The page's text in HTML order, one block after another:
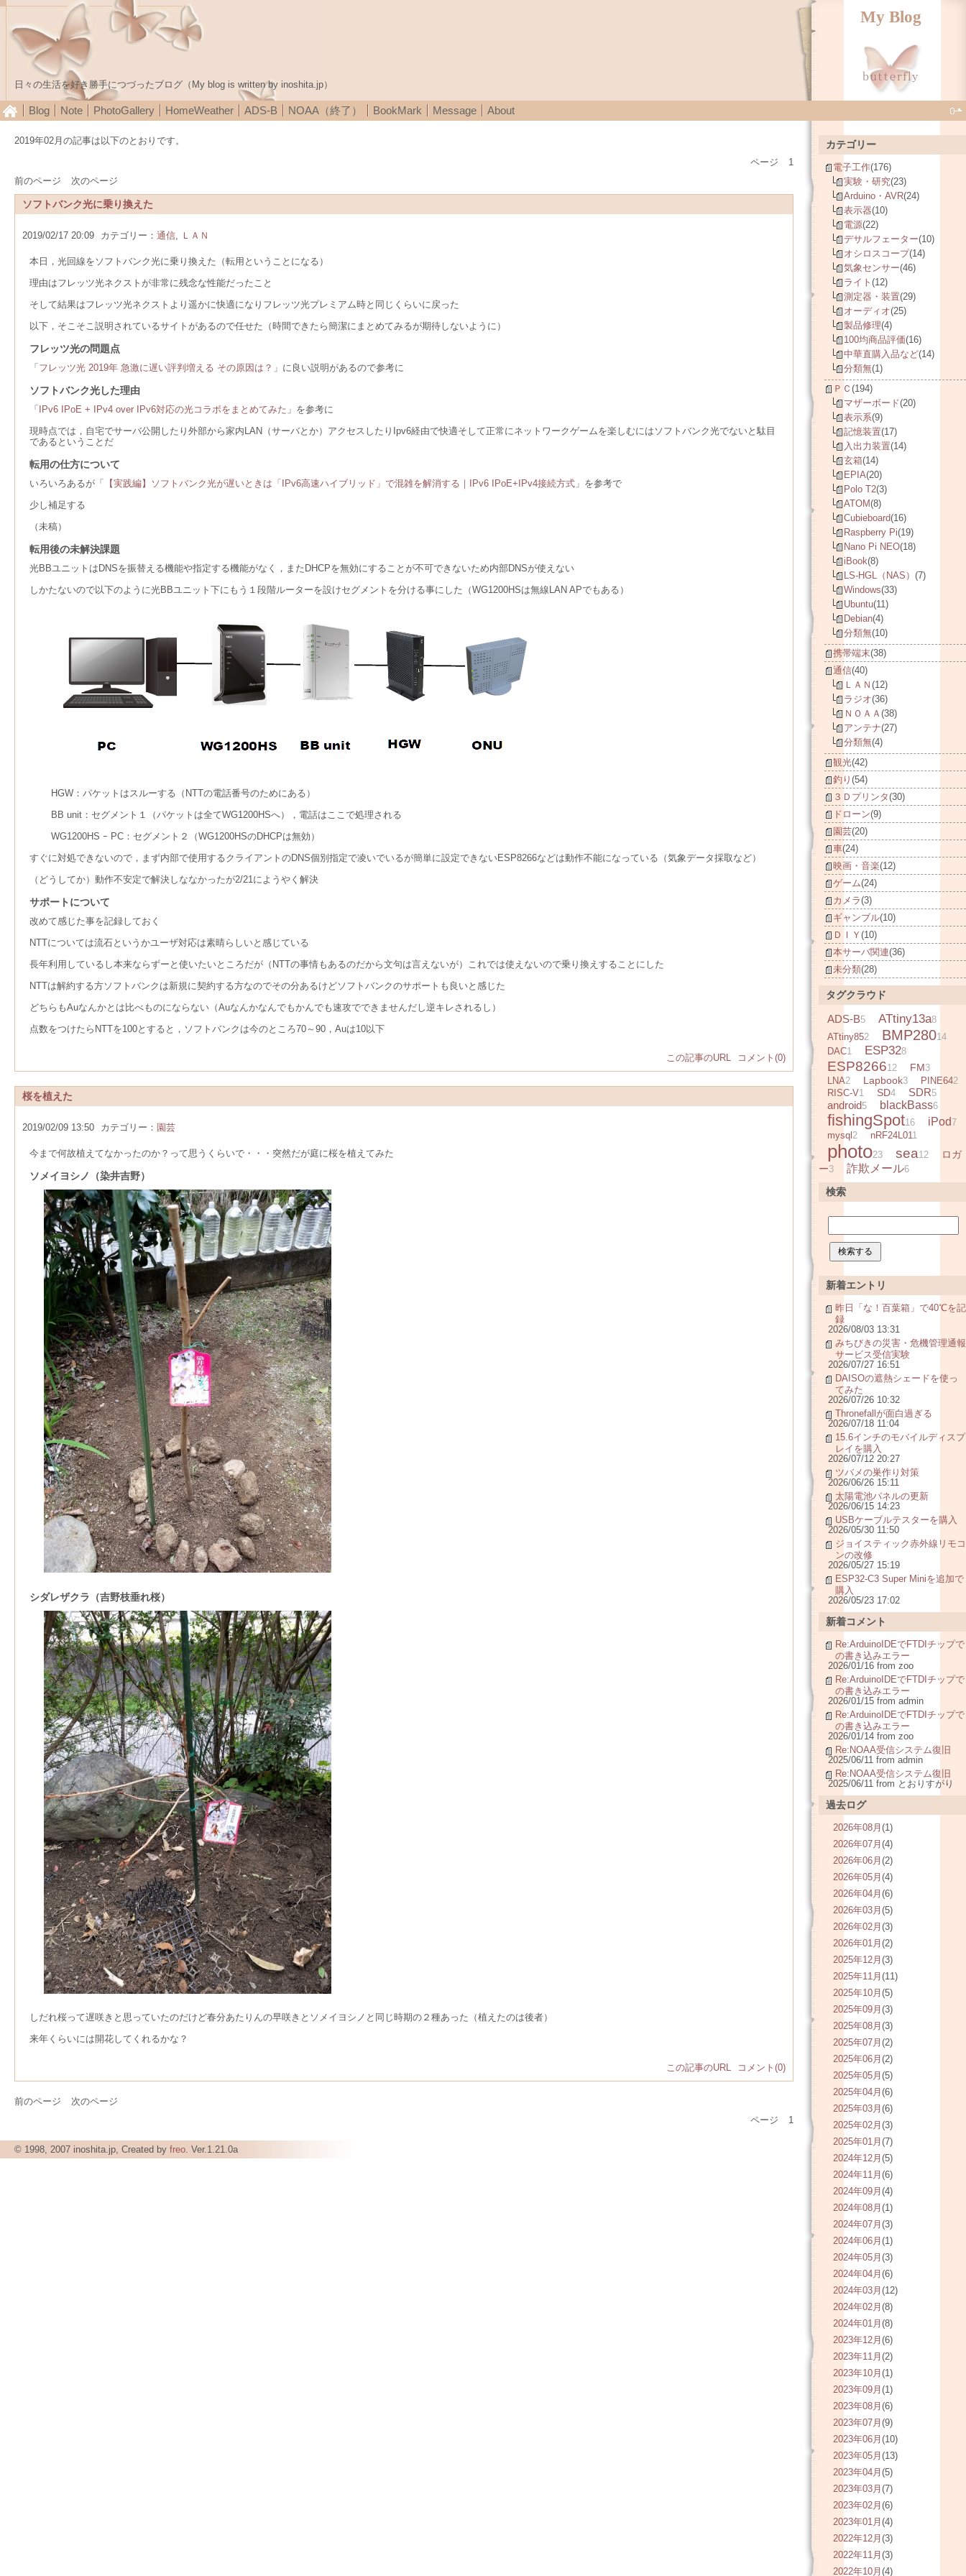
My Blog
日々の生活を好き勝手につづったブログ（My blog is written by inoshita.jp）
Blog Note PhotoGallery HomeWeather ADS-B NOAA（終了） BookMark Message About
2019年02月の記事は以下のとおりです。
ページ
1
前のページ
次のページ
ソフトバンク光に乗り換えた
2019/02/17 20:09 カテゴリー： 通信, ＬＡＮ
本日，光回線をソフトバンク光に乗り換えた（転用ということになる）
理由はフレッツ光ネクストが非常に残念な性能だったこと
そして結果はフレッツ光ネクストより遥かに快適になりフレッツ光プレミアム時と同じくらいに戻った
以下，そこそこ説明されているサイトがあるので任せた（時間できたら簡潔にまとめてみるが期待しないように）
フレッツ光の問題点
「 フレッツ光 2019年 急激に遅い評判増える その原因は？ 」に良い説明があるので参考に
ソフトバンク光した理由
「 IPv6 IPoE + IPv4 over IPv6対応の光コラボをまとめてみた 」を参考に
現時点では，自宅でサーバ公開したり外部から家内LAN（サーバとか）アクセスしたりIpv6経由で快適そして正常にネットワークゲームを楽しむにはソフトバンク光でないと駄目
であるということだ
転用の仕方について
いろいろあるが「 【実践編】ソフトバンク光が遅いときは「IPv6高速ハイブリッド」で混雑を解消する｜IPv6 IPoE+IPv4接続方式 」を参考で
少し補足する
（未稿）
転用後の未解決課題
光BBユニットはDNSを振替える機能や指定する機能がなく，またDHCPを無効にすることが不可できないため内部DNSが使えない
しかたないので以下のように光BBユニット下にもう１段階ルーターを設けセグメントを分ける事にした（WG1200HSは無線LAN APでもある）
HGW：パケットはスルーする（NTTの電話番号のためにある）
BB unit：セグメント１（パケットは全てWG1200HSへ），電話はここで処理される
WG1200HS ｰ PC：セグメント２（WG1200HSのDHCPは無効）
すぐに対処できないので，まず内部で使用するクライアントのDNS個別指定で凌いでいるが簡単に設定できないESP8266などは動作不能になっている（気象データ採取など）
（どうしてか）動作不安定で解決しななかったが2/21にようやく解決
サポートについて
改めて感じた事を記録しておく
NTTについては流石というかユーザ対応は素晴らしいと感じている
長年利用しているし本来ならずーと使いたいところだが（NTTの事情もあるのだから文句は言えないが）これでは使えないので乗り換えすることにした
NTTは解約する方ソフトバンクは新規に契約する方なのでその分あるけどソフトバンクのサポートも良いと感じた
どちらもAuなんかとは比べものにならない（Auなんかなんでもかんでも速攻でできませんだし逆キレされるし）
点数をつけたらNTTを100とすると，ソフトバンクは今のところ70～90，Auは10以下
この記事のURL コメント(0)
桜を植えた
2019/02/09 13:50 カテゴリー： 園芸
今まで何故植えてなかったのか？って思うくらいで・・・突然だが庭に桜を植えてみた
ソメイヨシノ（染井吉野）
シダレザクラ（吉野枝垂れ桜）
しだれ桜って遅咲きと思っていたのだけど春分あたりんの早咲きとソメイヨシノと同じ時期の２種あった（植えたのは後者）
来年くらいには開花してくれるかな？
この記事のURL コメント(0)
前のページ
次のページ
ページ
1
カテゴリー
電子工作(176)
実験・研究(23)
Arduino・AVR(24)
表示器(10)
電源(22)
デサルフェーター(10)
オシロスコープ(14)
気象センサー(46)
ライト (12)
測定器・装置(29)
オーディオ(25)
製品修理(4)
100均商品評価(16)
中華直購入品など(14)
分類無(1)
ＰＣ (194)
マザーボード(20)
表示系(9)
記憶装置(17)
入出力装置(14)
玄箱(14)
EPIA(20)
Polo T2(3)
ATOM(8)
Cubieboard(16)
Raspberry Pi(19)
Nano Pi NEO(18)
iBook(8)
LS-HGL（NAS） (7)
Windows(33)
Ubuntu(11)
Debian(4)
分類無(10)
携帯端末(38)
通信(40)
ＬＡＮ (12)
ラジオ(36)
ＮＯＡＡ (38)
アンテナ(27)
分類無(4)
観光(42)
釣り (54)
３Ｄプリンタ(30)
ドローン(9)
園芸(20)
車(24)
映画・音楽(12)
ゲーム(24)
カメラ(3)
ギャンブル(10)
ＤＩＹ (10)
本サーバ関連(36)
未分類(28)
タグクラウド
ADS-B5 ATtiny13a8
ATtiny852 BMP28014
DAC1 ESP328
ESP826612 FM3
LNA2 Lapbook3 PINE642
RISC-V1 SD4 SDR5
android5 blackBass6
fishingSpot16 iPod7
mysql 2 nRF24L011
photo23 sea12
ロガ
ー3 詐欺メール6
検索
新着エントリ
昨日「な！百葉箱」で40℃を記
録
2026/08/03 13:31
みちびきの災害・危機管理通報
サービス受信実験
2026/07/27 16:51
DAISOの遮熱シェードを使っ
てみた
2026/07/26 10:32
Thronefallが面白過ぎる
2026/07/18 11:04
15.6インチのモバイルディスプ
レイを購入
2026/07/12 20:27
ツバメの巣作り対策
2026/06/26 15:11
太陽電池パネルの更新
2026/06/15 14:23
USBケーブルテスターを購入
2026/05/30 11:50
ジョイスティック赤外線リモコ
ンの改修
2026/05/27 15:19
ESP32-C3 Super Miniを追加で
購入
2026/05/23 17:02
新着コメント
Re:ArduinoIDEでFTDIチップで
の書き込みエラー
2026/01/16 from zoo
Re:ArduinoIDEでFTDIチップで
の書き込みエラー
2026/01/15 from admin
Re:ArduinoIDEでFTDIチップで
の書き込みエラー
2026/01/14 from zoo
Re:NOAA受信システム復旧
2025/06/11 from admin
Re:NOAA受信システム復旧
2025/06/11 from とおりすがり
過去ログ
2026年08月 (1)
2026年07月 (4)
2026年06月 (2)
2026年05月 (4)
2026年04月 (6)
2026年03月 (5)
2026年02月 (3)
2026年01月 (2)
2025年12月 (3)
2025年11月 (11)
2025年10月 (5)
2025年09月 (3)
2025年08月 (3)
2025年07月 (2)
2025年06月 (2)
2025年05月 (5)
2025年04月 (6)
2025年03月 (6)
2025年02月 (3)
2025年01月 (7)
2024年12月 (5)
2024年11月 (6)
2024年09月 (4)
2024年08月 (1)
2024年07月 (3)
2024年06月 (1)
2024年05月 (3)
2024年04月 (6)
2024年03月 (12)
2024年02月 (8)
2024年01月 (8)
2023年12月 (6)
2023年11月 (2)
2023年10月 (1)
2023年09月 (1)
2023年08月 (6)
2023年07月 (9)
2023年06月 (10)
2023年05月 (13)
2023年04月 (5)
2023年03月 (7)
2023年02月 (6)
2023年01月 (4)
2022年12月 (3)
2022年11月 (3)
2022年10月 (4)
© 1998, 2007 inoshita.jp, Created by freo. Ver.1.21.0a